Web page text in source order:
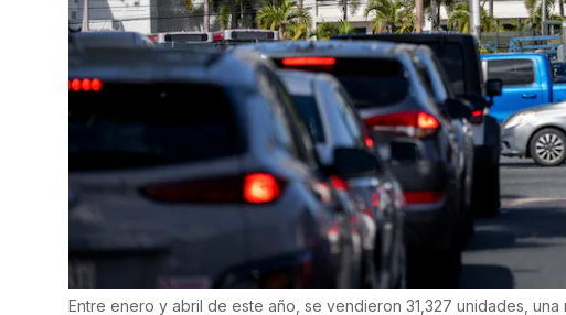
Entre enero y abril de este año, se vendieron 31,327 unidades, una